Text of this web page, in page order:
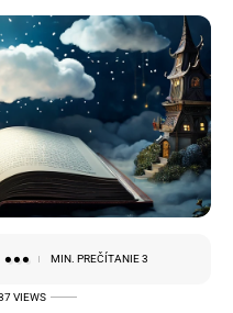
VIEWS
MIN. PREČÍTANIE 3